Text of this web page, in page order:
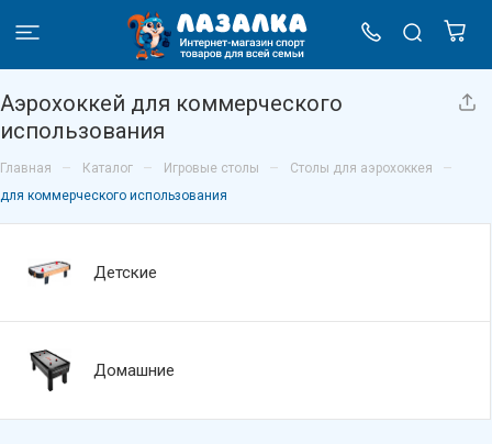
Аэрохоккей для коммерческого
использования
Главная – Каталог – Игровые столы – Столы для аэрохоккея –
для коммерческого использования
Детские
Домашние